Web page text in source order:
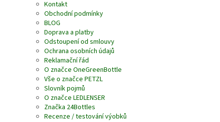
Kontakt
Obchodní podmínky
BLOG
Doprava a platby
Odstoupení od smlouvy
Ochrana osobních údajů
Reklamační řád
O značce OneGreenBottle
Vše o značce PETZL
Slovník pojmů
O značce LEDLENSER
Značka 24Bottles
Recenze / testování výobků